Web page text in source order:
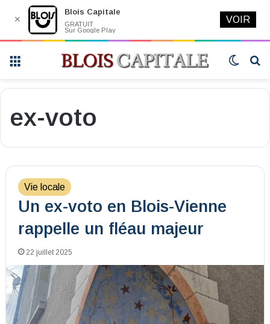
Switch
ex-voto
Vie locale
Un ex-voto en Blois-Vienne
rappelle un fléau majeur
22 juillet 2025
✕
Blois Capitale
GRATUIT
Sur Google Play
VOIR